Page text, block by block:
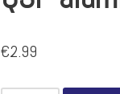
€2.99